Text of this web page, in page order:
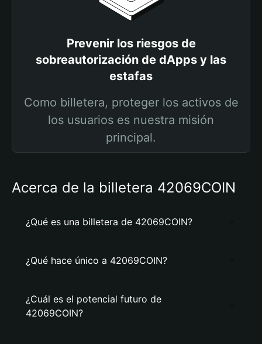
Prevenir los riesgos de
sobreautorización de dApps y las
estafas
Como billetera, proteger los activos de
los usuarios es nuestra misión
principal.
Acerca de la billetera 42069COIN
¿Qué es una billetera de 42069COIN?
¿Qué hace único a 42069COIN?
¿Cuál es el potencial futuro de
42069COIN?